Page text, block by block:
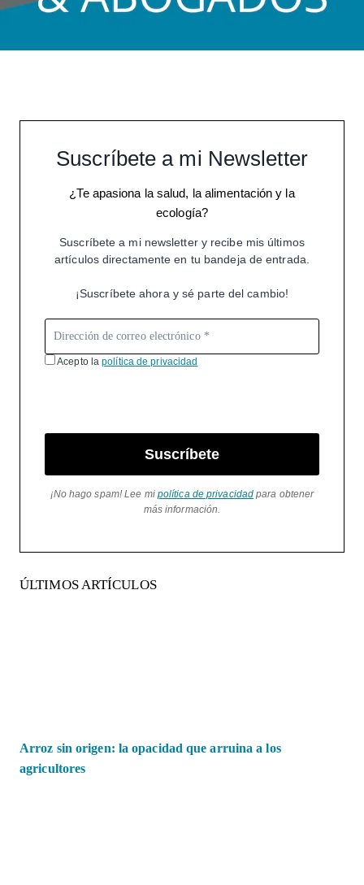
Suscríbete a mi Newsletter
¿Te apasiona la salud, la alimentación y la
ecología?
Suscríbete a mi newsletter y recibe mis últimos
artículos directamente en tu bandeja de entrada.
¡Suscríbete ahora y sé parte del cambio!
Acepto lapolítica de privacidad
Suscríbete
¡No hago spam! Lee mi política de privacidad para obtener
más información.
ÚLTIMOS ARTÍCULOS
Arroz sin origen: la opacidad que arruina a los
agricultores